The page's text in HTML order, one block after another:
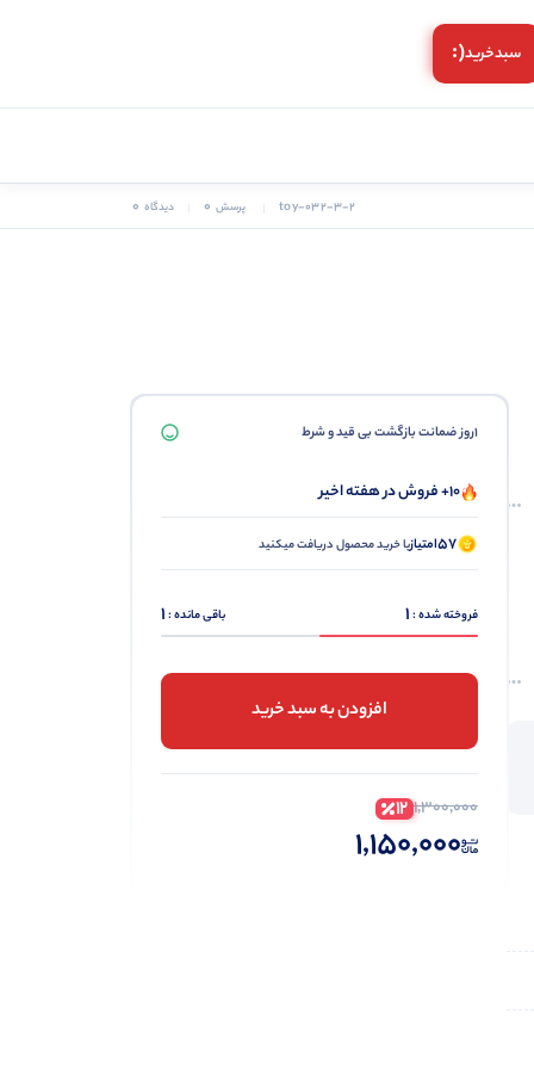
سبد‌خرید(:
toy-032-3-2 پرسش 0 دیدگاه 0
1روز ضمانت بازگشت بی قید و شرط
10+ فروش در هفته اخیر
57امتیازبا خرید محصول دریافت میکنید
فروخته شده :1 باقی مانده :1
افزودن به سبد خرید
1,300,000
12
1,150,000